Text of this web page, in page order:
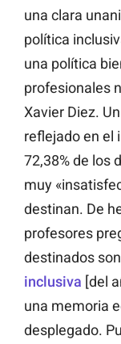
una clara
política
una política
profesionales
Xavier Diez.
reflejado en el
72,38% de los
muy
destinan. De
profesores
destinados
inclusiva [del
una memoria
desplegado.